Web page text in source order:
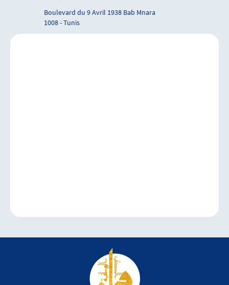
Boulevard du 9 Avril 1938 Bab Mnara
1008 - Tunis